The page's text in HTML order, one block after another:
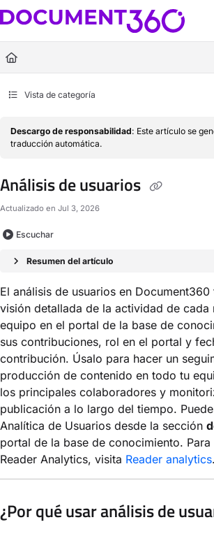
Documentation Index
Fetch the complete documentation index at:https://
Use this file to discover all available pages before
Vista de categoría
Descargo de responsabilidad: Este artículo se
traducción automática.
Análisis de usuarios
Actualizado en Jul 3, 2026
Escuchar
Resumen del artículo
El análisis de usuarios en
visión detallada de la actividad de cada
equipo en el portal de la base de
sus contribuciones, rol en el portal y
contribución. Úsalo para hacer un
producción de contenido en todo tu
los principales colaboradores y
publicación a lo largo del tiempo.
Analítica de Usuarios desde la sección
portal de la base de conocimiento.
Reader Analytics, visita Reader analytics.
¿Por qué usar análisis de